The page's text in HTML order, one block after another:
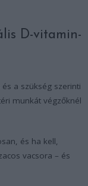
D-vitamin-
a szükség szerinti
munkát végzőknél
és ha kell,
vacsora – és